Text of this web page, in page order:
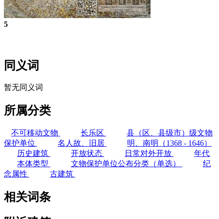
5
同义词
暂无同义词
所属分类
不可移动文物 长乐区
县（区、县级市）级文物
保护单位
名人故、旧居
明、南明（1368 - 1646）
历史建筑
开放状态 日常对外开放
年代
本体类型
文物保护单位公布分类（单选）
纪
念属性
古建筑
相关词条